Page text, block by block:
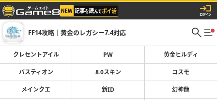
FF14攻略｜黄金のレガシー7.4対応
クレセントアイル PW 黄金ヒルディ
バスティオン 8.0スキン コスモ
メインクエ 新ID 幻神龍